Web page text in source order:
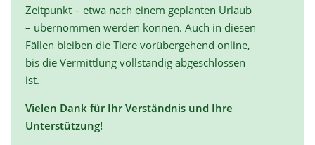
Zeitpunkt – etwa nach einem geplanten Urlaub
– übernommen werden können. Auch in diesen
Fällen bleiben die Tiere vorübergehend online,
bis die Vermittlung vollständig abgeschlossen
ist.
Vielen Dank für Ihr Verständnis und Ihre
Unterstützung!